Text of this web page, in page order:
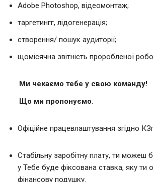
Adobe Photoshop, відеомонтаж;
таргетингг, лідогенерація;
створення/ пошук аудиторії;
щомісячна звітність проробленої
Ми чекаємо тебе у свою команду!
Що ми пропонуємо:
Офіційне працевлаштування згідно
Стабільну заробітну плату, ти можеш
у Тебе буде фіксована ставка, яку ти
фінансову подушку.